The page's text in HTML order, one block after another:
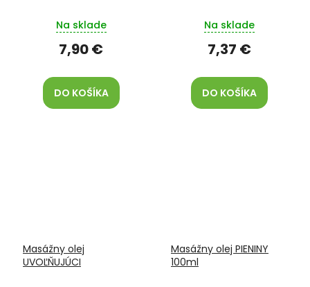
Na sklade
7,90 €
DO KOŠÍKA
Na sklade
7,37 €
DO KOŠÍKA
Masážny olej
UVOĽŇUJÚCI
Masážny olej PIENINY
100ml